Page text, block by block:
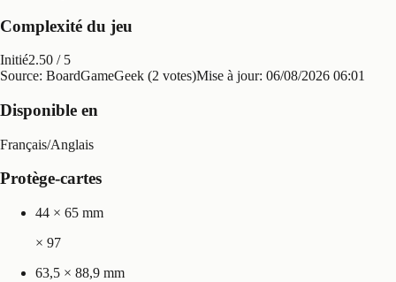
Complexité du jeu
Initié2.50 / 5
Source: BoardGameGeek (2 votes)Mise à jour: 06/08/2026 06:01
Disponible en
Français/Anglais
Protège-cartes
44 × 65 mm
× 97
63,5 × 88,9 mm